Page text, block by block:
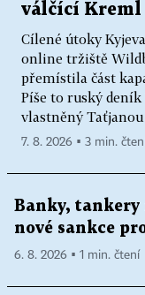
válčící
Cílené útoky
online tržiště
přemístila část
Píše to ruský
vlastněný
7. 8. 2026 ▪ 3 min.
Banky,
nové sankce
6. 8. 2026 ▪ 1 min. čtení